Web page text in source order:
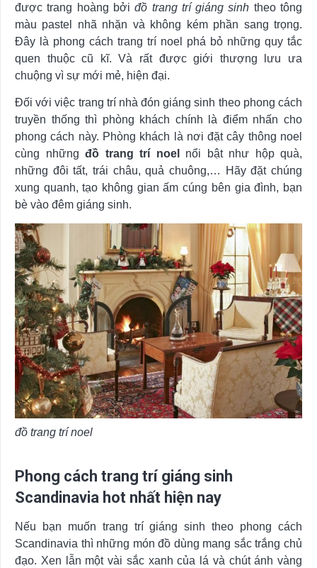
được trang hoàng bởiđồ trang trí giáng sinh theo tông
màu pastel nhã nhặn và không kém phần sang trọng.
Đây là phong cách trang trí noel phá bỏ những quy tắc
quen thuộc cũ kĩ. Và rất được giới thượng lưu ưa
chuộng vì sự mới mẻ, hiện đại.
Đối với việc trang trí nhà đón giáng sinh theo phong cách
truyền thống thì phòng khách chính là điểm nhấn cho
phong cách này. Phòng khách là nơi đặt cây thông noel
cùng những đồ trang trí noel
nổi bật như hộp quà,
những đôi tất, trái châu, quả chuông,… Hãy đặt chúng
xung quanh, tạo không gian ấm cúng bên gia đình, bạn
bè vào đêm giáng sinh.
đồ trang trí noel
Phong cách trang trí giáng sinh
Scandinavia hot nhất hiện nay
Nếu bạn muốn trang trí giáng sinh theo phong cách
Scandinavia thì những món đồ dùng mang sắc trắng chủ
đạo. Xen lẫn một vài sắc xanh của lá và chút ánh vàng